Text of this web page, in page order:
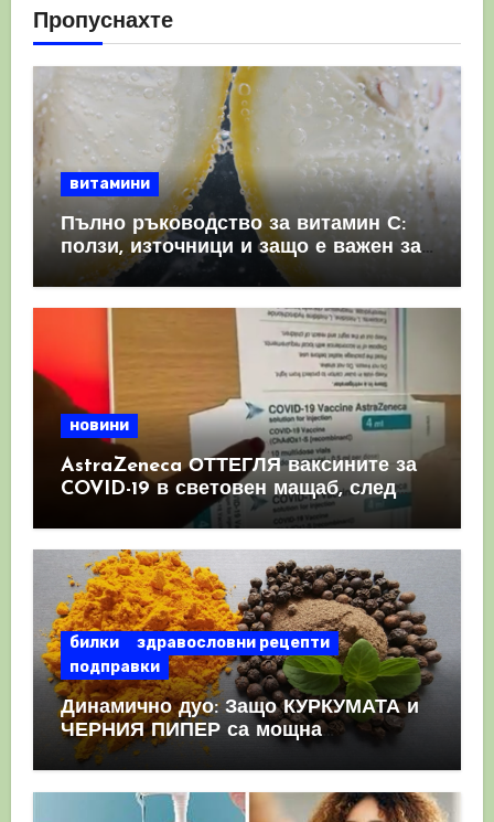
Пропуснахте
витамини
Пълно ръководство за витамин С:
ползи, източници и защо е важен за
имунната система
новини
AstraZeneca ОТТЕГЛЯ ваксините за
COVID-19 в световен мащаб, след
като призна, че те причиняват
билки
здравословни рецепти
подправки
Динамично дуо: Защо КУРКУМАТА и
ЧЕРНИЯ ПИПЕР са мощна
комбинация